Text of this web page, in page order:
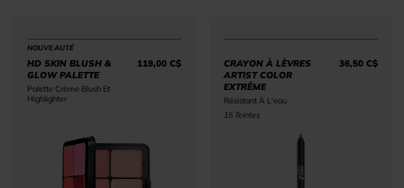
NOUVEAUTÉ
HD SKIN BLUSH &
GLOW PALETTE
Palette Crème Blush Et
Highlighter
119,00 C$
Price 119,00 C$CRAYON À LÈVRES
ARTIST COLOR
EXTRÊME
Résistant À L'eau
36,50 C$
Price
15 Teintes